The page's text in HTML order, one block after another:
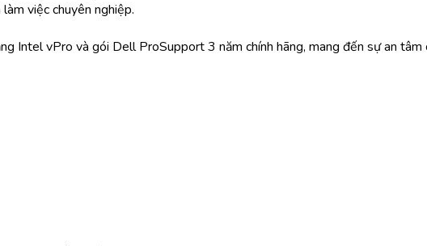
việc chuyên nghiệp.
Intel vPro và gói Dell ProSupport 3 năm chính hãng, mang đến sự an